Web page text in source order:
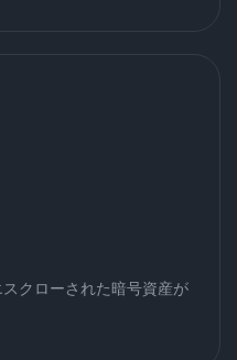
クローされた暗号資産が